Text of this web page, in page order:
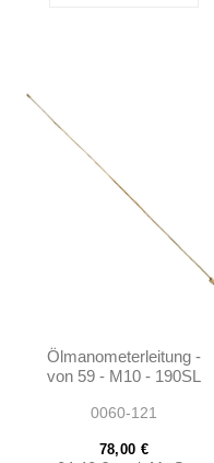
Ölmanometerleitung -
von 59 - M10 - 190SL
0060-121
78,00 €